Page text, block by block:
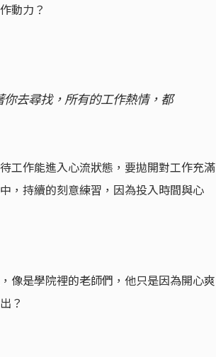
動力？
你去尋找，所有的工作熱情，都
工作能進入心流狀態，要拋開對工作充滿
，持續的刻意練習，因為投入時間與心
像是學院裡的老師們，他只是因為開心爽
？